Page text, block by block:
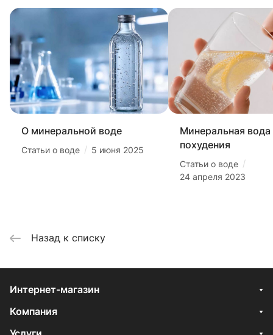
О минеральной воде
Статьи о воде / 5 июня 2025
Минеральная вода
похудения
Статьи о воде /
24 апреля 2023
Назад к списку
Интернет-магазин
Компания